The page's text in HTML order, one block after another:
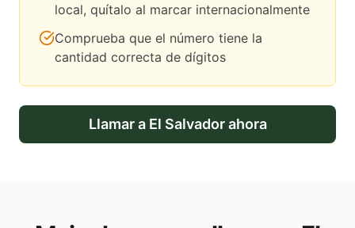
local, quítalo al marcar internacionalmente
Comprueba que el número tiene la
cantidad correcta de dígitos
Llamar a El Salvadorahora